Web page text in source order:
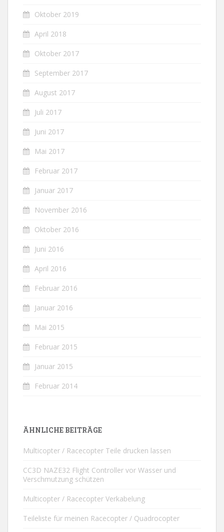
Oktober 2019
April 2018
Oktober 2017
September 2017
August 2017
Juli 2017
Juni 2017
Mai 2017
Februar 2017
Januar 2017
November 2016
Oktober 2016
Juni 2016
April 2016
Februar 2016
Januar 2016
Mai 2015
Februar 2015
Januar 2015
Februar 2014
ÄHNLICHE BEITRÄGE
Multicopter / Racecopter Teile drucken lassen
CC3D NAZE32 Flight Controller vor Wasser und
Verschmutzung schützen
Multicopter / Racecopter Verkabelung
Teileliste für meinen Racecopter / Quadrocopter